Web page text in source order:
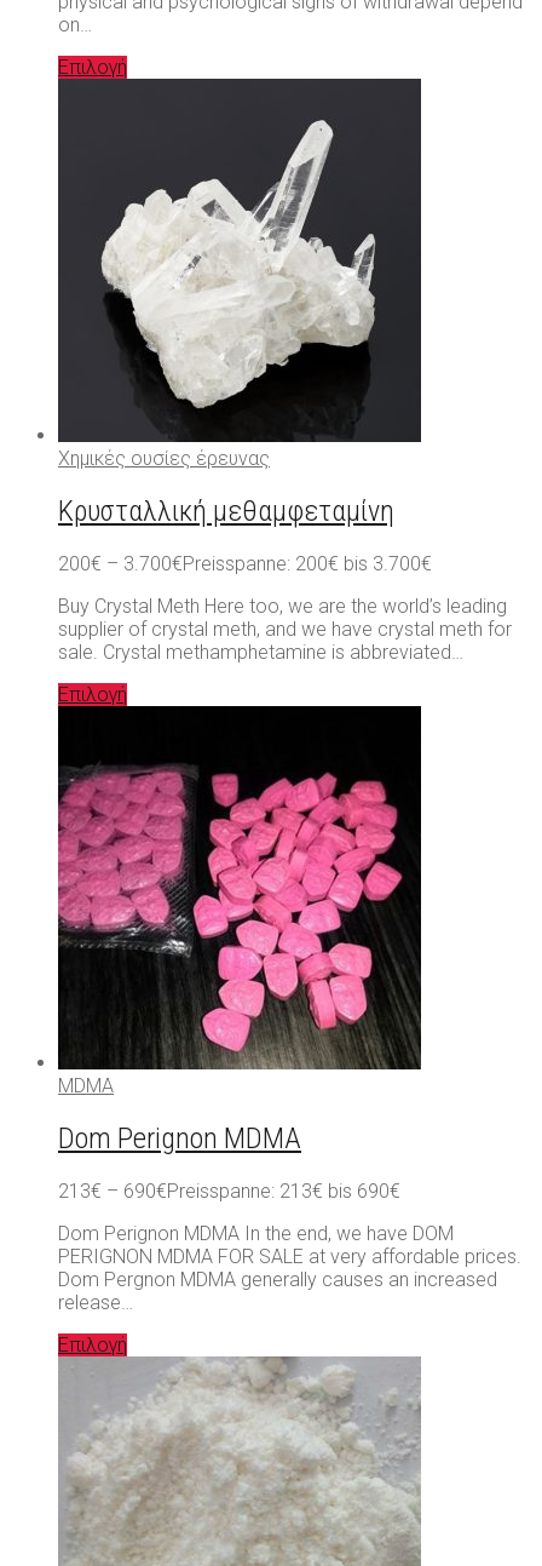
on…
Επιλογή
Χημικές ουσίες έρευνας
Κρυσταλλική μεθαμφεταμίνη
200€ – 3.700€Preisspanne: 200€ bis 3.700€
Buy Crystal Meth Here too, we are the world’s leading
supplier of crystal meth, and we have crystal meth for
sale. Crystal methamphetamine is abbreviated…
Επιλογή
MDMA
Dom Perignon MDMA
213€ – 690€Preisspanne: 213€ bis 690€
Dom Perignon MDMA In the end, we have DOM
PERIGNON MDMA FOR SALE at very affordable prices.
Dom Pergnon MDMA generally causes an increased
release…
Επιλογή